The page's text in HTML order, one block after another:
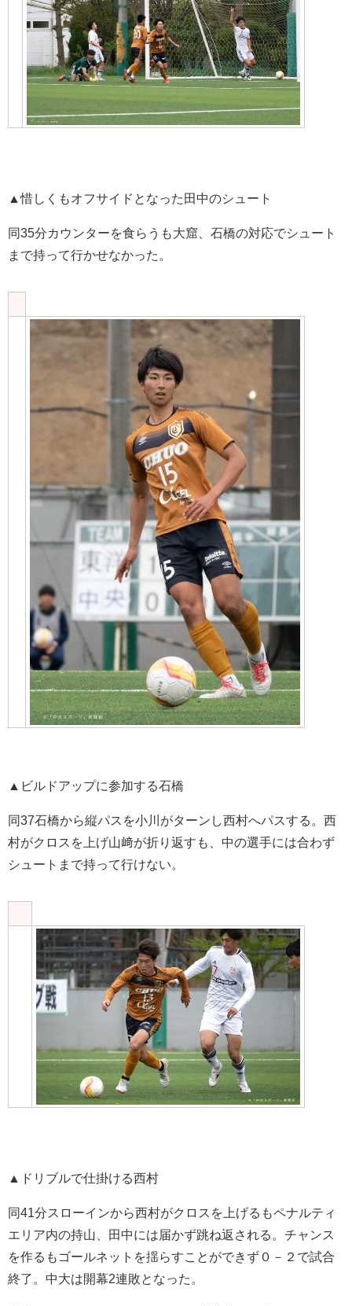
▲惜しくもオフサイドとなった田中のシュート
同35分カウンターを食らうも大窟、石橋の対応でシュート
まで持って行かせなかった。
▲ビルドアップに参加する石橋
同37石橋から縦パスを小川がターンし西村へパスする。西
村がクロスを上げ山﨑が折り返すも、中の選手には合わず
シュートまで持って行けない。
▲ドリブルで仕掛ける西村
同41分スローインから西村がクロスを上げるもペナルティ
エリア内の持山、田中には届かず跳ね返される。チャンス
を作るもゴールネットを揺らすことができず０－２で試合
終了。中大は開幕2連敗となった。